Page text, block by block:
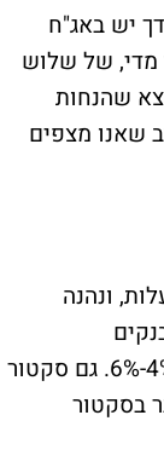
יש באג"ח
מדי, של שלוש
שהנחות
שאנו מצפים
ונהנה
ההון בבנקים נעה כיום סביב 17%-20%. הבנקים
הגדולים נסחרים מתחת להון העצמי ומעניקים למשקיעים תשואת דיווידנד גבוהה של 4%-6%. גם סקטור
בסקטור